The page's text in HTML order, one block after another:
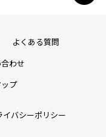
よくある質問
わせ
プ
イバシーポリシー